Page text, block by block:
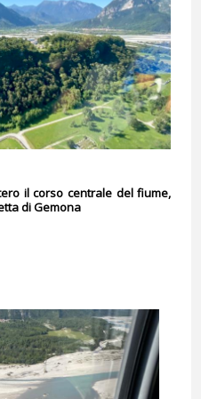
il corso centrale del fiume,
di Gemona